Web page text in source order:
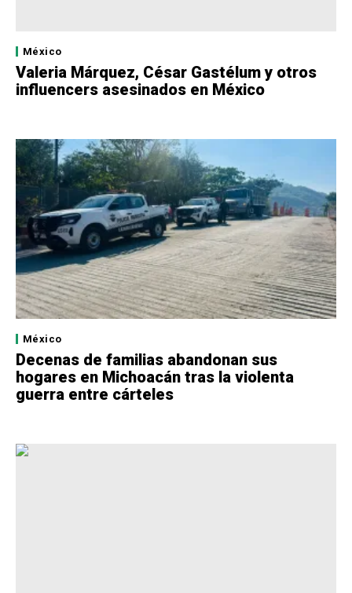
México
Valeria Márquez, César Gastélum y otros
influencers asesinados en México
México
Decenas de familias abandonan sus
hogares en Michoacán tras la violenta
guerra entre cárteles